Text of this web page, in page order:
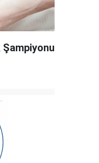
Şampiyonu